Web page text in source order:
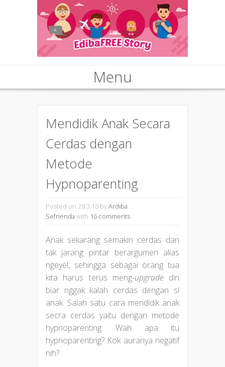
Menu
Mendidik Anak Secara
Cerdas dengan
Metode
Hypnoparenting
Posted on 28.3.16 byArdiba
Sefrienda with 16 comments
Anak sekarang semakin cerdas dan
tak jarang pintar berargumen alias
ngeyel, sehingga sebagai orang tua
kita harus terus meng-upgradediri
biar nggak kalah cerdas dengan si
anak. Salah satu cara mendidik anak
secra cerdas yaitu dengan metode
hypnoparenting. Wah apa itu
hypnoparenting? Kok auranya negatif
nih?